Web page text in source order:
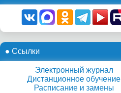
● Ссылки
Электронный журнал
Дистанционное обучение
Расписание и замены